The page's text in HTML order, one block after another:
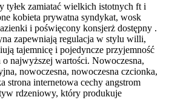
tyłek zamiatać wielkich istotnych ft i
kobieta prywatna syndykat, wosk
i poświęcony konsjerż dostępny .
zapewniają regulacja w stylu willi,
tajemnicę i pojedyncze przyjemność
najwyższej wartości. Nowoczesna,
nowoczesna, nowoczesna czcionka,
strona internetowa cechy angstrom
rdzeniowy, który produkuje